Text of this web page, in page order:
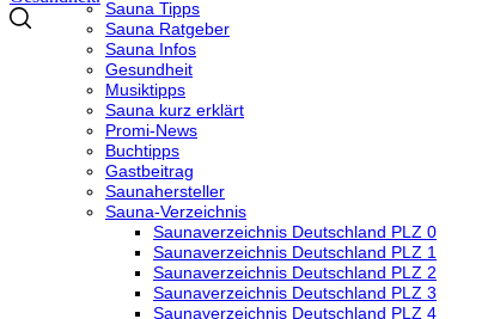
Sauna Tipps
Sauna Ratgeber
Sauna Infos
Gesundheit
Musiktipps
Sauna kurz erklärt
Promi-News
Buchtipps
Gastbeitrag
Saunahersteller
Sauna-Verzeichnis
Saunaverzeichnis Deutschland PLZ 0
Saunaverzeichnis Deutschland PLZ 1
Saunaverzeichnis Deutschland PLZ 2
Saunaverzeichnis Deutschland PLZ 3
Saunaverzeichnis Deutschland PLZ 4